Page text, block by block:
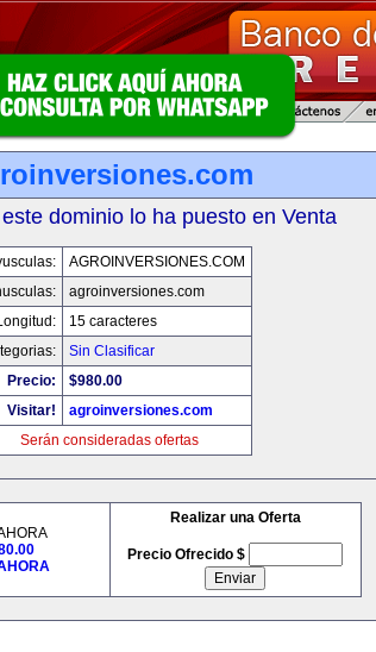
dominio lo ha puesto en Venta
AGROINVERSIONES.COM
agroinversiones.com
15 caracteres
Sin Clasificar
Precio:
$980.00
Visitar!
agroinversiones.com
Serán consideradas ofertas
Realizar una Oferta
Precio Ofrecido $